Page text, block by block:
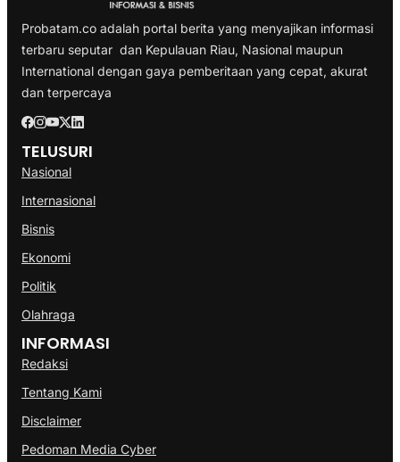
Probatam.co adalah portal berita yang menyajikan informasi
terbaru seputar dan Kepulauan Riau, Nasional maupun
International dengan gaya pemberitaan yang cepat, akurat
dan terpercaya
TELUSURI
Nasional
Internasional
Bisnis
Ekonomi
Politik
Olahraga
INFORMASI
Redaksi
Tentang Kami
Disclaimer
Pedoman Media Cyber